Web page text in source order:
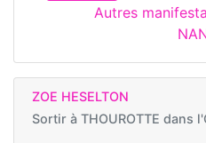
Autres
ZOE HESELTON
Sortir à THOUROTTE dans